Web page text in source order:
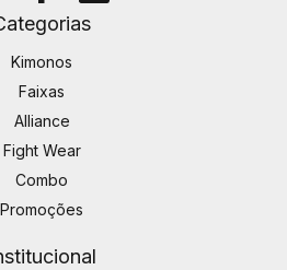
Kimonos
Faixas
Alliance
Fight Wear
Combo
Promoções